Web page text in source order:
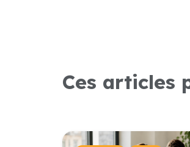
Ces articles